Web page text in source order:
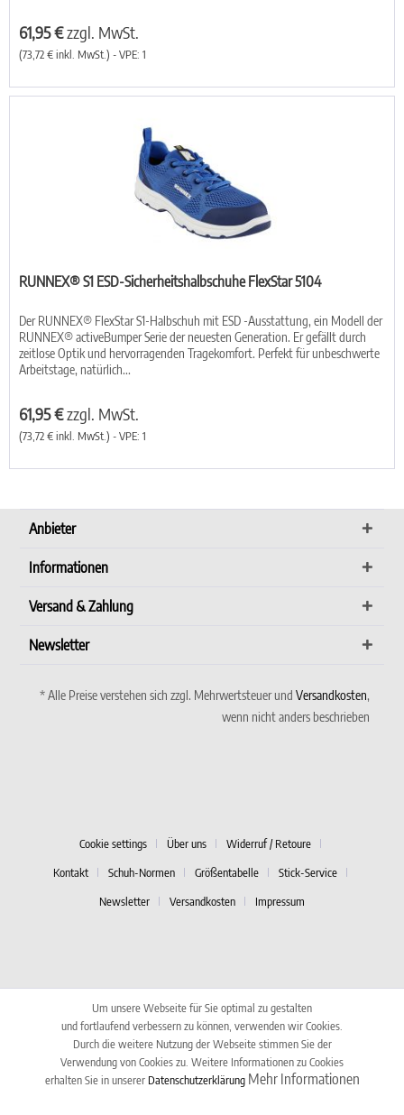
61,95 €zzgl. MwSt.
(73,72 € inkl. MwSt.) - VPE: 1
RUNNEX® S1 ESD-Sicherheitshalbschuhe FlexStar 5104
Der RUNNEX® FlexStar S1-Halbschuh mit ESD -Ausstattung, ein Modell der
RUNNEX® activeBumper Serie der neuesten Generation. Er gefällt durch
zeitlose Optik und hervorragenden Tragekomfort. Perfekt für unbeschwerte
Arbeitstage, natürlich...
61,95 €zzgl. MwSt.
(73,72 € inkl. MwSt.) - VPE: 1
Anbieter
Informationen
Versand & Zahlung
Newsletter
* Alle Preise verstehen sich zzgl. Mehrwertsteuer und Versandkosten,
wenn nicht anders beschrieben
Cookie settings Über uns
Widerruf / Retoure
Kontakt
Schuh-Normen Größentabelle
Stick-Service
Newsletter
Versandkosten Impressum
Um unsere Webseite für Sie optimal zu gestalten
und fortlaufend verbessern zu können, verwenden wir Cookies.
Durch die weitere Nutzung der Webseite stimmen Sie der
Verwendung von Cookies zu. Weitere Informationen zu Cookies
erhalten Sie in unserer DatenschutzerklärungMehr Informationen